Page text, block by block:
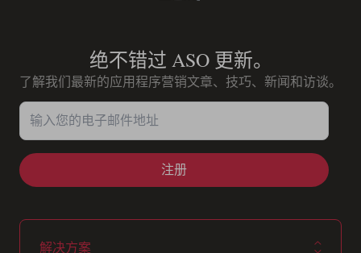
绝不错过 ASO 更新。
了解我们最新的应用程序营销文章、技巧、新闻和访谈。
输入您的电子邮件地址
解决方案